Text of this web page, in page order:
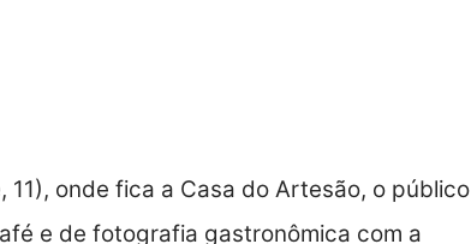
11), onde fica a Casa do Artesão, o público
e de fotografia gastronômica com a